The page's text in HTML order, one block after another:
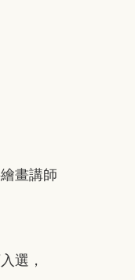
畫講師
選，